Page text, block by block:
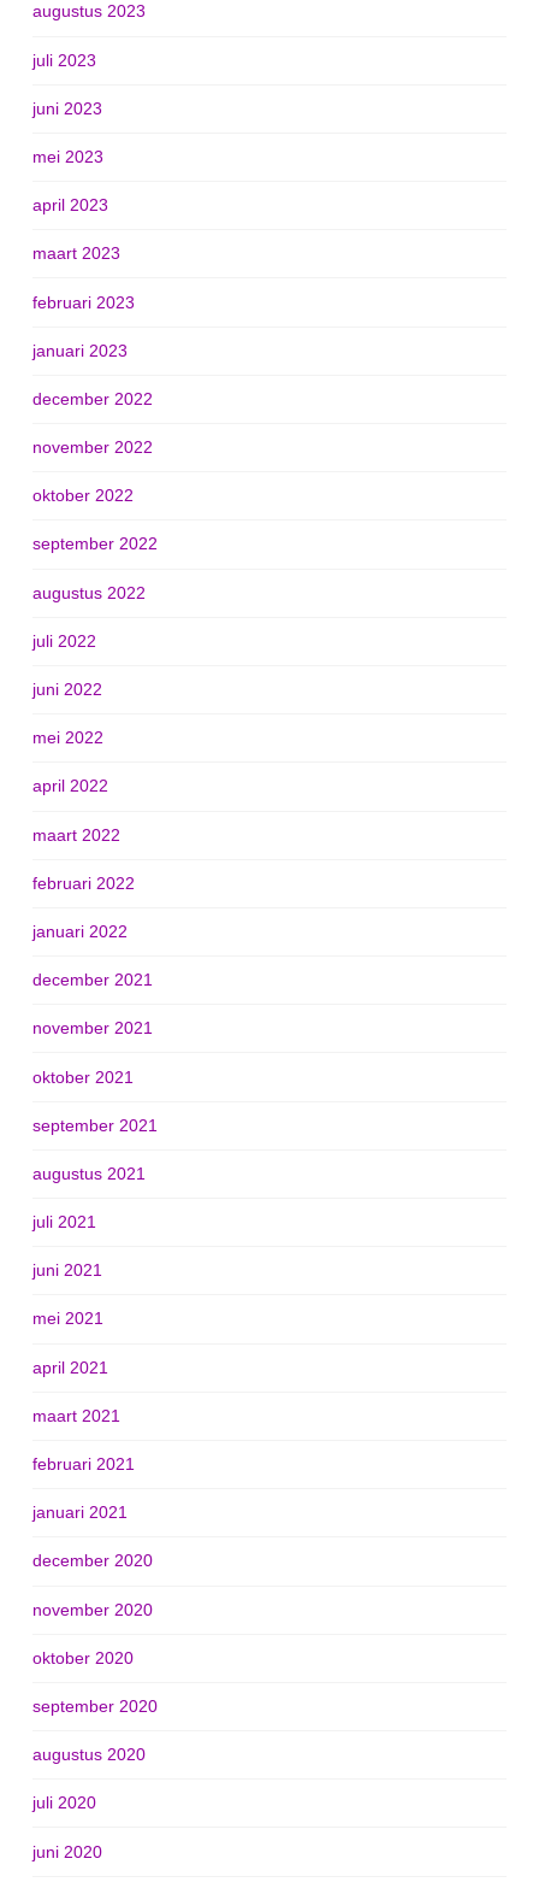
augustus 2023
juli 2023
juni 2023
mei 2023
april 2023
maart 2023
februari 2023
januari 2023
december 2022
november 2022
oktober 2022
september 2022
augustus 2022
juli 2022
juni 2022
mei 2022
april 2022
maart 2022
februari 2022
januari 2022
december 2021
november 2021
oktober 2021
september 2021
augustus 2021
juli 2021
juni 2021
mei 2021
april 2021
maart 2021
februari 2021
januari 2021
december 2020
november 2020
oktober 2020
september 2020
augustus 2020
juli 2020
juni 2020